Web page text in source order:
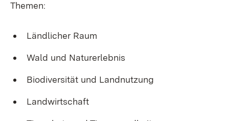
Themen:
Ländlicher Raum
Wald und Naturerlebnis
Biodiversität und Landnutzung
Landwirtschaft